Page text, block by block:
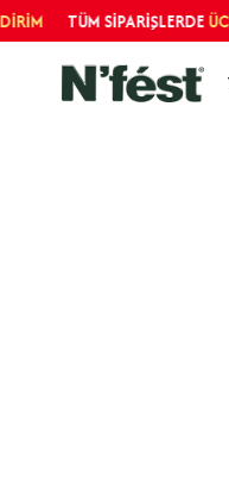
TÜM SİPARİŞLERDE